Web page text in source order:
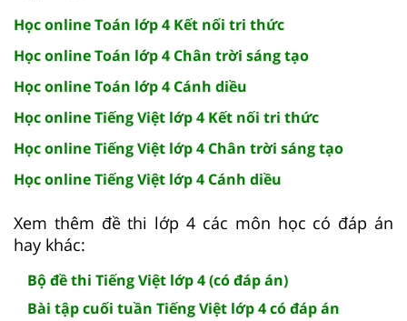
Học online Toán lớp 4 Kết nối tri thức
Học online Toán lớp 4 Chân trời sáng tạo
Học online Toán lớp 4 Cánh diều
Học online Tiếng Việt lớp 4 Kết nối tri thức
Học online Tiếng Việt lớp 4 Chân trời sáng tạo
Học online Tiếng Việt lớp 4 Cánh diều
Xem thêm đề thi lớp 4 các môn học có đáp án
hay khác:
Bộ đề thi Tiếng Việt lớp 4 (có đáp án)
Bài tập cuối tuần Tiếng Việt lớp 4 có đáp án